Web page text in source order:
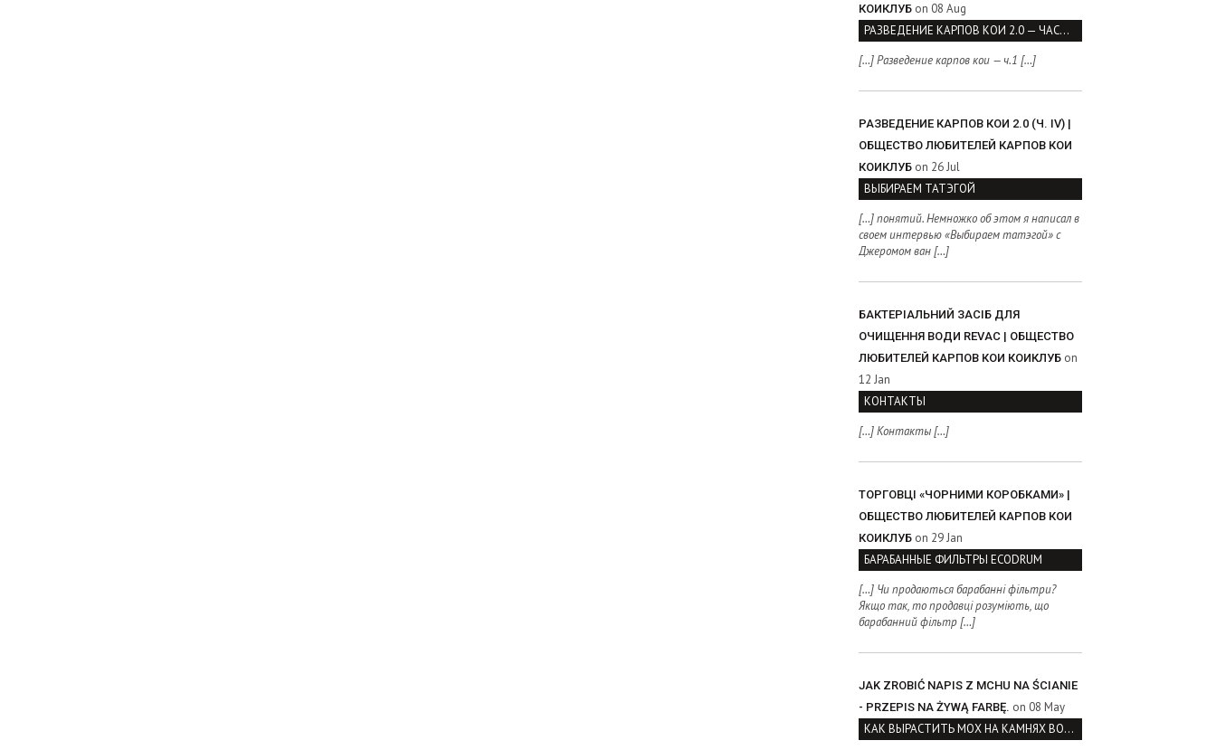
КОИКЛУБ on 08 Aug
РАЗВЕДЕНИЕ КАРПОВ КОИ 2.0 — ЧАСТЬ I
[…] Разведение карпов кои — ч.1 […]
РАЗВЕДЕНИЕ КАРПОВ КОИ 2.0 (Ч. IV) |
ОБЩЕСТВО ЛЮБИТЕЛЕЙ КАРПОВ КОИ
КОИКЛУБ on 26 Jul
ВЫБИРАЕМ ТАТЭГОЙ
[…] понятий. Немножко об этом я написал в
своем интервью «Выбираем татэгой» с
Джеромом ван […]
БАКТЕРІАЛЬНИЙ ЗАСІБ ДЛЯ
ОЧИЩЕННЯ ВОДИ REVAC | ОБЩЕСТВО
ЛЮБИТЕЛЕЙ КАРПОВ КОИ КОИКЛУБ on
12 Jan
КОНТАКТЫ
[…] Контакты […]
ТОРГОВЦІ «ЧОРНИМИ КОРОБКАМИ» |
ОБЩЕСТВО ЛЮБИТЕЛЕЙ КАРПОВ КОИ
КОИКЛУБ on 29 Jan
БАРАБАННЫЕ ФИЛЬТРЫ ECODRUM
[…] Чи продаються барабанні фільтри?
Якщо так, то продавці розуміють, що
барабанний фільтр […]
JAK ZROBIĆ NAPIS Z MCHU NA ŚCIANIE
- PRZEPIS NA ŻYWĄ FARBĘ. on 08 May
КАК ВЫРАСТИТЬ МОХ НА КАМНЯХ ВОЗЛЕ ВОДОЕМА